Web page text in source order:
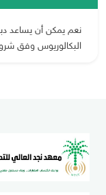
نعم يمكن أن يساعد
البكالوريوس وفق